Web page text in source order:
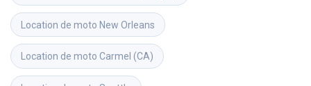
Location de moto New Orleans
Location de moto Carmel (CA)